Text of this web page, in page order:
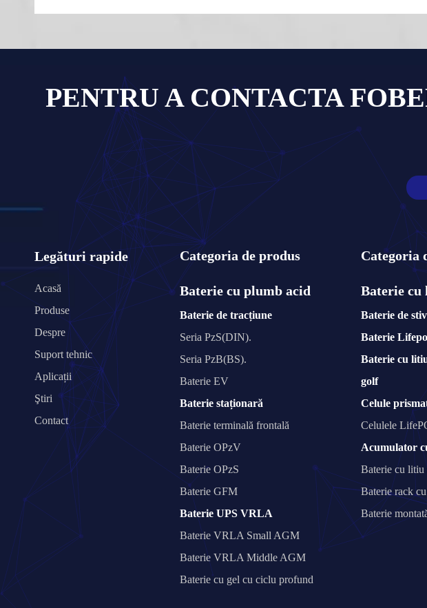
PENTRU A CONTACTA
Legături rapide
Acasă
Produse
Despre
Suport tehnic
Aplicații
Ştiri
Contact
Categoria de produs
Baterie cu plumb acid
Baterie de tracțiune
Seria PzS(DIN).
Seria PzB(BS).
Baterie EV
Baterie staționară
Baterie terminală frontală
Baterie OPzV
Baterie OPzS
Baterie GFM
Baterie UPS VRLA
Baterie VRLA Small AGM
Baterie VRLA Middle AGM
Baterie cu gel cu ciclu profund
Categoria
Baterie
Baterie de
Baterie
Baterie cu
golf
Celule
Celulele
Acumulator
Baterie cu
Baterie rack
Baterie